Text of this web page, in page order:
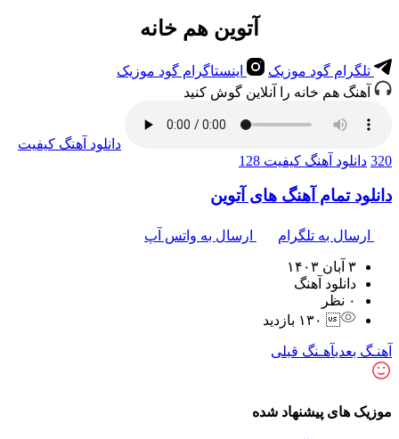
آتوین هم خانه
تلگرام گود موزیک
اینستاگرام گود موزیک
آهنگ هم خانه را آنلاین گوش کنید
دانلود آهنگ کیفیت
320 دانلود آهنگ کیفیت 128
دانلود تمام آهنگ های آتوین
ارسال به تلگرام ارسال به واتس آپ
۳ آبان ۱۴۰۳
دانلود آهنگ
۰ نظر
۱۳۰ بازدید
آهنـگ بعدیآهـنگ قبلی
موزیک های پیشنهاد شده